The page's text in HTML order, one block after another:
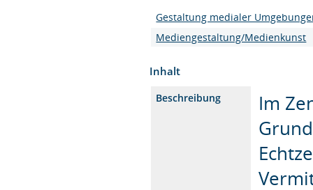
Gestaltung medialer
Mediengestaltung/Medienkunst
Inhalt
Beschreibung
Im